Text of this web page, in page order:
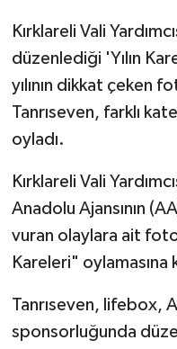
Kırklareli Vali
düzenlediği 'Yılın
yılının dikkat çeken
Tanrıseven, farklı
oyladı.
Kırklareli Vali
Anadolu Ajansının
vuran olaylara ait
Kareleri" oylamasına
Tanrıseven, lifebox,
sponsorluğunda